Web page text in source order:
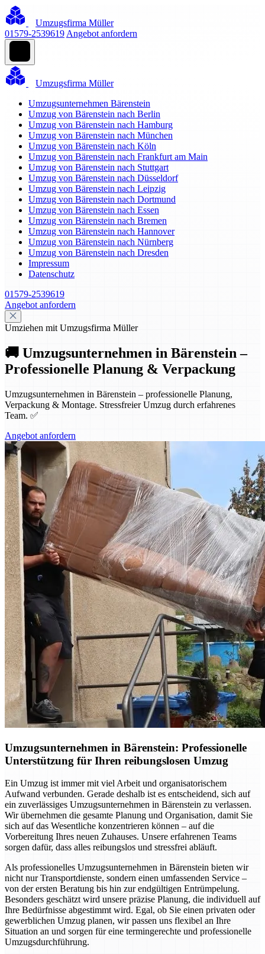
Umzugsfirma Müller
01579-2539619 Angebot anfordern
Umzugsfirma Müller
Umzugsunternehmen Bärenstein
Umzug von Bärenstein nach Berlin
Umzug von Bärenstein nach Hamburg
Umzug von Bärenstein nach München
Umzug von Bärenstein nach Köln
Umzug von Bärenstein nach Frankfurt am Main
Umzug von Bärenstein nach Stuttgart
Umzug von Bärenstein nach Düsseldorf
Umzug von Bärenstein nach Leipzig
Umzug von Bärenstein nach Dortmund
Umzug von Bärenstein nach Essen
Umzug von Bärenstein nach Bremen
Umzug von Bärenstein nach Hannover
Umzug von Bärenstein nach Nürnberg
Umzug von Bärenstein nach Dresden
Impressum
Datenschutz
01579-2539619
Angebot anfordern
Umziehen mit Umzugsfirma Müller
🚚 Umzugsunternehmen in Bärenstein –
Professionelle Planung & Verpackung
Umzugsunternehmen in Bärenstein – professionelle Planung,
Verpackung & Montage. Stressfreier Umzug durch erfahrenes
Team. ✅
Angebot anfordern
Umzugsunternehmen in Bärenstein: Professionelle
Unterstützung für Ihren reibungslosen Umzug
Ein Umzug ist immer mit viel Arbeit und organisatorischem
Aufwand verbunden. Gerade deshalb ist es entscheidend, sich auf
ein zuverlässiges Umzugsunternehmen in Bärenstein zu verlassen.
Wir übernehmen die gesamte Planung und Organisation, damit Sie
sich auf das Wesentliche konzentrieren können – auf die
Vorbereitung Ihres neuen Zuhauses. Unsere erfahrenen Teams
sorgen dafür, dass alles reibungslos und stressfrei abläuft.
Als professionelles Umzugsunternehmen in Bärenstein bieten wir
nicht nur Transportdienste, sondern einen umfassenden Service –
von der ersten Beratung bis hin zur endgültigen Entrümpelung.
Besonders geschätzt wird unsere präzise Planung, die individuell auf
Ihre Bedürfnisse abgestimmt wird. Egal, ob Sie einen privaten oder
gewerblichen Umzug planen, wir passen uns flexibel an Ihre
Situation an und sorgen für eine termingerechte und professionelle
Umzugsdurchführung.